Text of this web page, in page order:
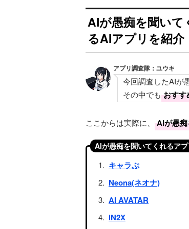
AIが愚痴を聞い
るAIアプリを紹介
アプリ調査隊：ユウキ
今回調査したAIが
その中でも おすす
ここからは実際に、 AIが愚
AIが愚痴を聞いてくれるア
キャラぷ
Neona(ネオナ)
AI AVATAR
iN2X